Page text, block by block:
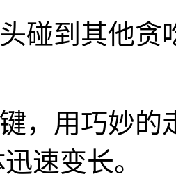
碰到其他
，用巧妙
速变长。